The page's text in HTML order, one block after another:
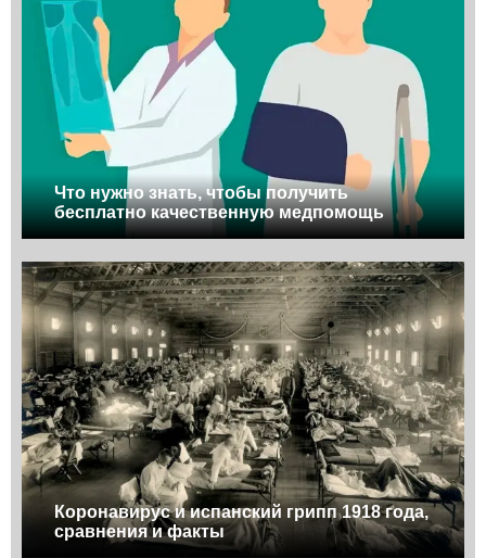
Что нужно знать, чтобы получить
бесплатно качественную медпомощь
Коронавирус и испанский грипп 1918 года,
сравнения и факты